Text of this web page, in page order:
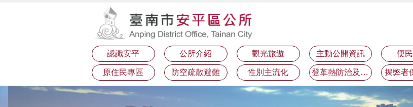
認識安平 公所介紹 觀光旅遊 主動公開資訊 便
原住民專區 防空疏散避難 性別主流化 登革熱防治及預防注射疫苗接種專區 揭弊者